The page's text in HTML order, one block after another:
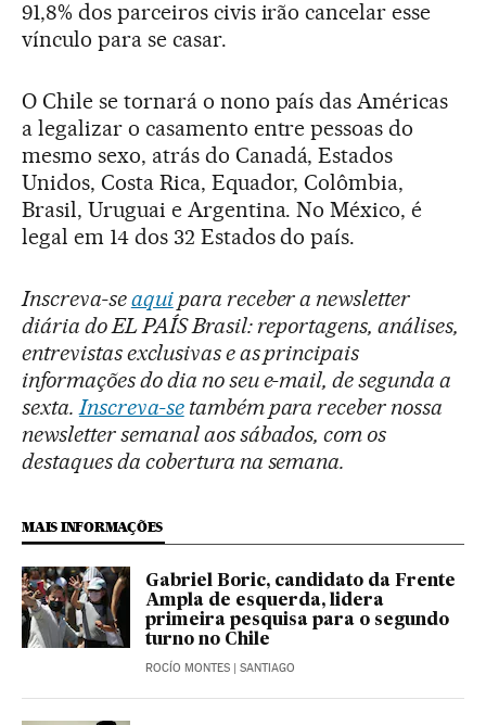
91,8% dos parceiros civis irão cancelar esse
vínculo para se casar.
O Chile se tornará o nono país das Américas
a legalizar o casamento entre pessoas do
mesmo sexo, atrás do Canadá, Estados
Unidos, Costa Rica, Equador, Colômbia,
Brasil, Uruguai e Argentina. No México, é
legal em 14 dos 32 Estados do país.
Inscreva-seaquipara receber a newsletter
diária do EL PAÍS Brasil: reportagens, análises,
entrevistas exclusivas e as principais
informações do dia no seu e-mail, de segunda a
sexta.Inscreva-setambém para receber nossa
newsletter semanal aos sábados, com os
destaques da cobertura na semana.
MAIS INFORMAÇÕES
Gabriel Boric, candidato da Frente
Ampla de esquerda, lidera
primeira pesquisa para o segundo
turno no Chile
ROCÍO MONTES | SANTIAGO